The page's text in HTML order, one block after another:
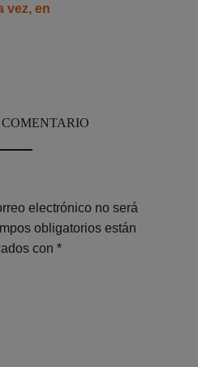
vez, en
electrónico no será
obligatorios están
con*